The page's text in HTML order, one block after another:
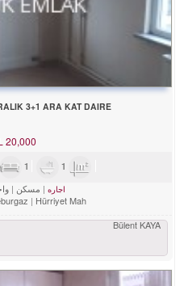
3+1 ARA KAT DAIRE
20,000
1 1
اجاره مسکن
Hürriyet Mah.
Bülent KAYA